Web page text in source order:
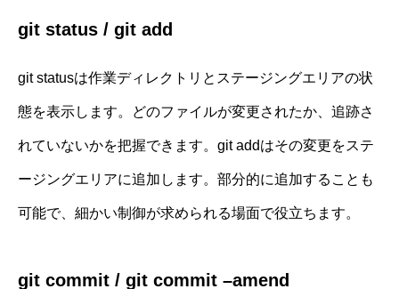
git status / git add
git statusは作業ディレクトリとステージングエリアの状
態を表示します。どのファイルが変更されたか、追跡さ
れていないかを把握できます。git addはその変更をステ
ージングエリアに追加します。部分的に追加することも
可能で、細かい制御が求められる場面で役立ちます。
git commit / git commit –amend